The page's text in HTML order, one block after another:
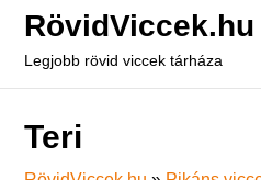
RövidViccek.hu
Legjobb rövid viccek tárháza
Teri